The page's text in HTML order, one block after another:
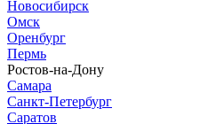
Новосибирск
Омск
Оренбург
Пермь
Ростов-на-Дону
Самара
Санкт-Петербург
Саратов